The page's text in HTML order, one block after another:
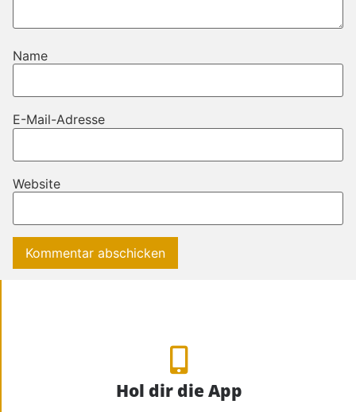
Name
E-Mail-Adresse
Website
Hol dir die App